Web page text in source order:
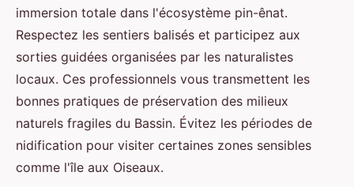
immersion totale dans l'écosystème pin-ênat.
Respectez les sentiers balisés et participez aux
sorties guidées organisées par les naturalistes
locaux. Ces professionnels vous transmettent les
bonnes pratiques de préservation des milieux
naturels fragiles du Bassin. Évitez les périodes de
nidification pour visiter certaines zones sensibles
comme l'île aux Oiseaux.